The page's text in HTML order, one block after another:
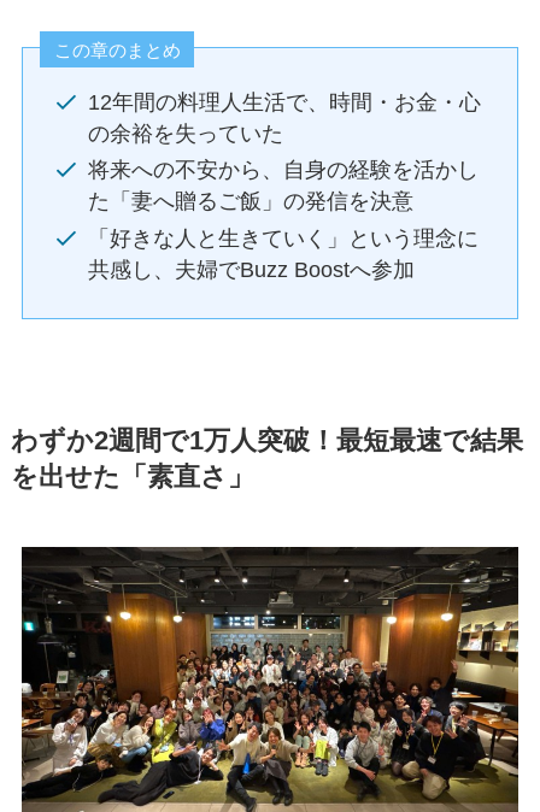
この章のまとめ
12年間の料理人生活で、時間・お金・心
の余裕を失っていた
将来への不安から、自身の経験を活かし
た「妻へ贈るご飯」の発信を決意
「好きな人と生きていく」という理念に
共感し、夫婦でBuzz Boostへ参加
わずか2週間で1万人突破！最短最速で結果
を出せた「素直さ」